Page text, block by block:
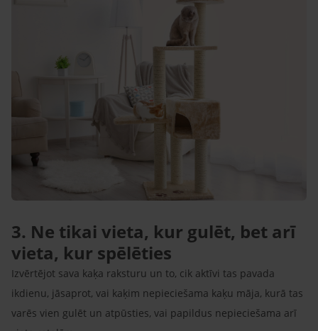
3. Ne tikai vieta, kur gulēt, bet arī
vieta, kur spēlēties
Izvērtējot sava kaķa raksturu un to, cik aktīvi tas pavada
ikdienu, jāsaprot, vai kaķim nepieciešama kaķu māja, kurā tas
varēs vien gulēt un atpūsties, vai papildus nepieciešama arī